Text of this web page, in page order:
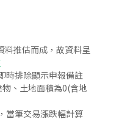
料推估而成，故資料呈
時排除顯示申報備註
、土地面積為0(含地
當筆交易漲跌幅計算